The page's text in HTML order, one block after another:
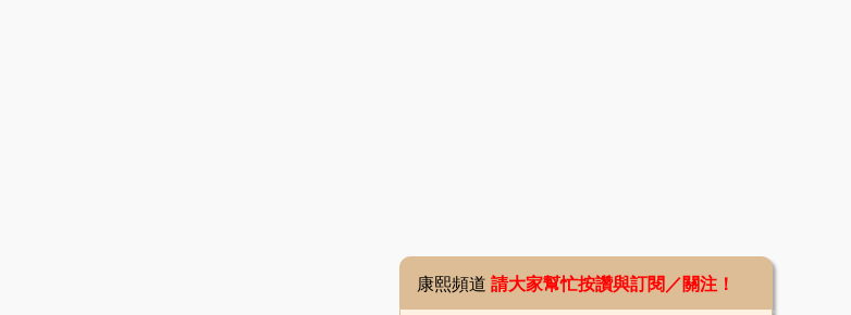
康熙頻道 請大家幫忙按讚與訂閱／關注！